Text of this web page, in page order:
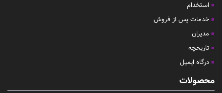
استخدام
خدمات پس از فروش
مدیران
تاریخچه
درگاه ایمیل
محصولات